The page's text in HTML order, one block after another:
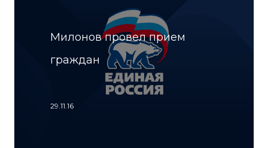
Милонов провел прием
граждан
29.11.16